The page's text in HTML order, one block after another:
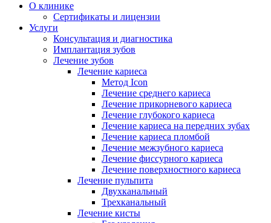
О клинике
Сертификаты и лицензии
Услуги
Консультация и диагностика
Имплантация зубов
Лечение зубов
Лечение кариеса
Метод Icon
Лечение среднего кариеса
Лечение прикорневого кариеса
Лечение глубокого кариеса
Лечение кариеса на передних зубах
Лечение кариеса пломбой
Лечение межзубного кариеса
Лечение фиссурного кариеса
Лечение поверхностного кариеса
Лечение пульпита
Двухканальный
Трехканальный
Лечение кисты